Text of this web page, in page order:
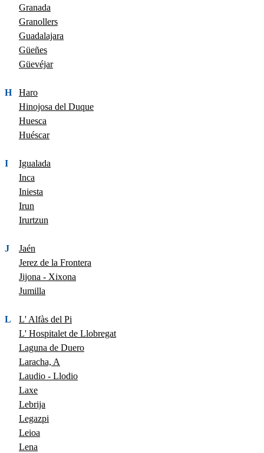
Granada
Granollers
Guadalajara
Güeñes
Güevéjar
H
Haro
Hinojosa del Duque
Huesca
Huéscar
I
Igualada
Inca
Iniesta
Irun
Irurtzun
J
Jaén
Jerez de la Frontera
Jijona - Xixona
Jumilla
L
L' Alfàs del Pi
L' Hospitalet de Llobregat
Laguna de Duero
Laracha, A
Laudio - Llodio
Laxe
Lebrija
Legazpi
Leioa
Lena